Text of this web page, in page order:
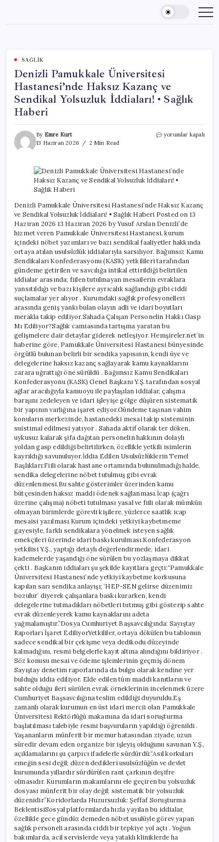
content
SAĞLIK
Denizli Pamukkale Üniversitesi
Hastanesi’nde Haksız Kazanç ve
Sendikal Yolsuzluk İddiaları! • Sağlık
Haberi
By Emre Kurt
13 Haziran 2026
2 Min Read
Denizli
Haksız
Kazanç
ve
İddiaları!
•
Sağlık
Haberi
için
yorumlar kapalı
Denizli Pamukkale Üniversitesi Hastanesi’nde Haksız Kazanç
ve Sendikal Yolsuzluk İddiaları! • Sağlık Haberi Posted on 13
Haziran 2026 13 Haziran 2026 by Yusuf Arslan Denizli’de
hizmet veren Pamukkale Üniversitesi Hastanesi, kurum
içindeki nöbet yazımları ve bazı sendikal faaliyetler hakkında
ortaya atılan usulsüzlük iddialarıyla sarsılıyor. Bağımsız Kamu
Sendikaları Konfederasyonu (KASK) yetkilileri tarafından
gündeme getirilen ve savcılığa intikal ettirildiği belirtilen
iddialar arasında; fiilen tutulmayan mesailerin evraklara
yansıtıldığı ve bazı kişilere ayrıcalık sağlandığı gibi ciddi
suçlamalar yer alıyor . Kurumdaki sağlık profesyonelleri
arasında geniş yankı bulan olayın adli ve idari boyutları
merakla takip ediliyor.Sahada Çalışan Personelin Hakkı Gasp
Mı Ediliyor?Sağlık camiasında tartışma yaratan bu
gelişmelere dair detaylar giderek netleşiyor. Hemşireler.net’in
haberine göre, Pamukkale Üniversitesi Hastanesi bünyesinde
örgütlü bulunan belirli bir sendika yapısının, kendi üye ve
delegelerine haksız kazanç sağlayarak kamu kaynaklarını
zarara uğrattığı öne sürüldü . Bağımsız Kamu Sendikaları
Konfederasyonu (KASK) Genel Başkanı Y.Ş. tarafından sosyal
ağlar aracılığıyla kamuoyu ile paylaşılan iddialar, çalışma
barışını zedeleyen ve idari işleyişe gölge düşüren sistematik
bir yapının varlığına işaret ediyor.Gündeme taşınan vahim
konuların merkezinde, hastanedeki mesai takip sisteminin
suistimal edilmesi yatıyor . Sahada aktif olarak ter döken,
uykusuz kalarak şifa dağıtan personelin hakkının dolaylı
yoldan gasp edildiği belirtilirken, özellikle yetkili isimlerin
kayrıldığı savunuluyor.İddia Edilen Usulsüzlüklerin Temel
Başlıkları:Fiili olarak hastane ortamında bulunulmadığı halde,
sendika delegelerine nöbet tutulmuş gibi evrak
düzenlenmesi.Bu sahte gösterimler üzerinden kamu
bütçesinden haksız maddi ödenek sağlanması.İcap (çağrı
üzerine çalışma) nöbeti tutulması yasal ve fiili olarak mümkün
olmayan birimlerde görevli kişilere, yüzlerce saatlik icap
mesaisi yazılması.Kurum içindeki yetkiyi kaybetmeme
gayesiyle, farklı sendikalara yönelmek isteyen sağlık
emekçileri üzerinde idari baskı kurulması.Konfederasyon
yetkilisi Y.Ş., yaptığı detaylı değerlendirmede, idari
kademelerde yaşandığı öne sürülen bu yozlaşmaya dikkat
çekti . Başkanın iddiaları şu şekilde kayıtlara geçti:“Pamukkale
Üniversitesi Hastanesi’nde yetkiyi kaybetme korkusuna
kapılan sarı sendika anlayışı; ‘HEP-SEN gelirse düzenimiz
bozulur’ diyerek çalışanlara baskı kurarken, kendi
delegelerine tutmadıkları nöbetleri tutmuş gibi gösterip sahte
evrak düzenleyerek kamu kaynaklarını adeta
yağmalamıştır.”Dosya Cumhuriyet Başsavcılığında: Sayıştay
Raporları İşaret EdiliyorYetkililer, ortaya dökülen bu tablonun
sadece sendikal bir çekişme veya dedikodu düzeyinde
kalmadığını, resmi belgelerle kayıt altına alındığını bildiriyor .
Söz konusu mesai ve ödeme işlemlerinin geçmiş dönem
Sayıştay denetim raporlarında da bulgu olarak kendine yer
bulduğu iddia ediliyor. Elde edilen tüm maddi kanıtların ve
sahte olduğu ileri sürülen evrak örneklerinin incelenmek üzere
Cumhuriyet Başsavcılığına teslim edildiği duyuruldu.Eş
zamanlı olarak kurumun en üst idari mercii olan Pamukkale
Üniversitesi Rektörlüğü makamına da idari soruşturma
başlatılması talebiyle resmi başvuruların yapıldığı öğrenildi .
Yaşananların münferit bir memur hatasından ziyade, uzun
süredir devam eden organize bir işleyiş olduğunu savunan Y.Ş.,
açıklamalarını şu çarpıcı ifadelerle sürdürdü:“Asıl korkuları
emeğin sesi değil; düzen dedikleri usulsüzlüğün ve devlet
kurumunda yıllardır sürdürülen rant çarkının deşifre
olmasıdır. Kurumların makamlarını ele geçiren bu yolsuzluk
dosyası münferit bir olay değil; sistematik bir yolsuzluk
düzenidir.”Koridorlarda Huzursuzluk: Şeffaf Soruşturma
BeklentisiSosyal platformlarda hızla yayılan bu iddialar,
özellikle gece gündüz demeden nöbet usulüyle görev yapan
sağlık personeli arasında ciddi bir tepkiye yol açtı . Yoğun
bakımlarda, acil servislerde veya yataklı kliniklerde ha